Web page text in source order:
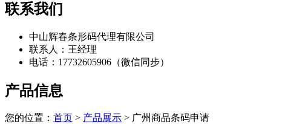
联系我们
中山辉春条形码代理有限公司
联系人：王经理
电话：17732605906（微信同步）
产品信息
您的位置： 首页 > 产品展示 > 广州商品条码申请